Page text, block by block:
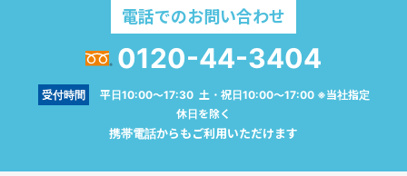
電話でのお問い合わせ
0120-44-3404
受付時間
平日10:00～17:30 土・祝日10:00～17:00 ※当社指定
休日を除く
携帯電話からもご利用いただけます